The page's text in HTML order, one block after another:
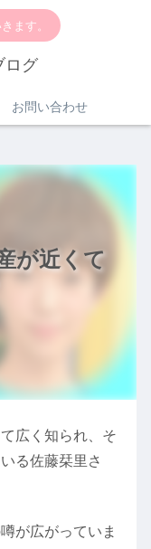
ます。
ログ
お問い合わせ
が近くて
広く知られ、そ
る佐藤栞里さ
が広がっていま